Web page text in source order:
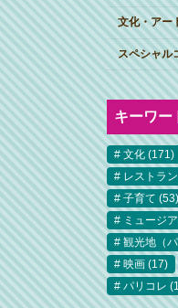
文化・アー
スペシャル
キーワー
文化 (171)
レストラン
子育て (53)
ミュージ
観光地（パ
映画 (17)
パリコレ